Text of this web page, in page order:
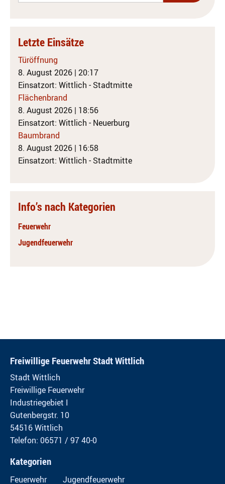
Letzte Einsätze
Türöffnung
8. August 2026 | 20:17
Einsatzort: Wittlich - Stadtmitte
Flächenbrand
8. August 2026 | 18:56
Einsatzort: Wittlich - Neuerburg
Baumbrand
8. August 2026 | 16:58
Einsatzort: Wittlich - Stadtmitte
Info’s nach Kategorien
Feuerwehr
Jugendfeuerwehr
Freiwillige Feuerwehr Stadt Wittlich
Stadt Wittlich
Freiwillige Feuerwehr
Industriegebiet I
Gutenbergstr. 10
54516 Wittlich
Telefon: 06571 / 97 40-0
Kategorien
Feuerwehr Jugendfeuerwehr